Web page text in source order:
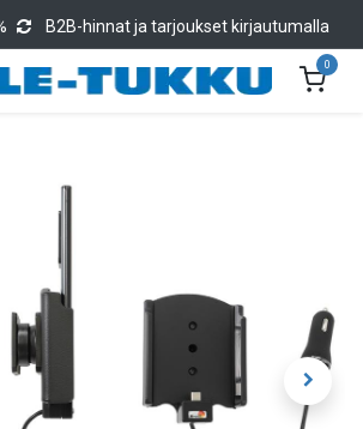
B2B-hinnat ja tarjoukset kirjautumalla
0